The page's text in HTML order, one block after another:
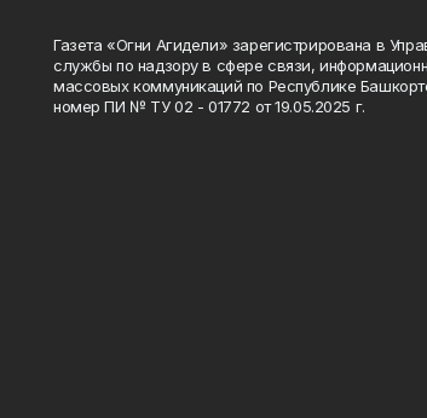
Газета «Огни Агидели» зарегистрирована в
службы по надзору в сфере связи,
массовых коммуникаций по Республике
номер ПИ № ТУ 02 - 01772 от 19.05.2025 г.